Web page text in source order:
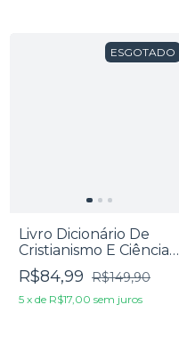
ESGOTADO
Livro Dicionário De
Cristianismo E Ciência -
Paul Copan
R$84,99 R$149,90
5 x de R$17,00 sem juros